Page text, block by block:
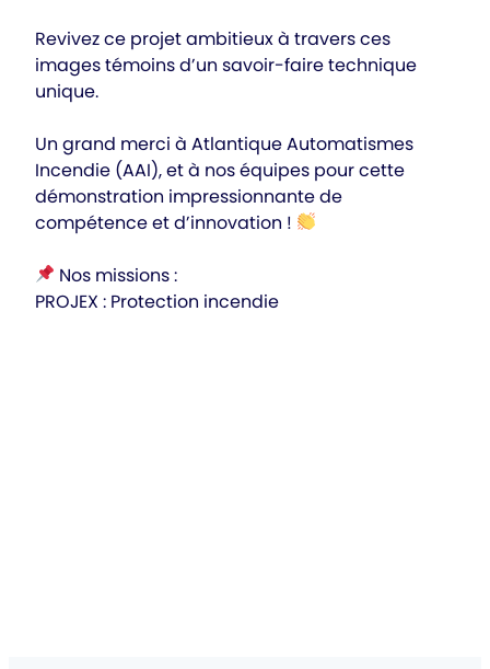
Revivez ce projet ambitieux à travers ces
images témoins d’un savoir-faire technique
unique.
Un grand merci à Atlantique Automatismes
Incendie (AAI), et à nos équipes pour cette
démonstration impressionnante de
compétence et d’innovation !
Nos missions :
PROJEX : Protection incendie